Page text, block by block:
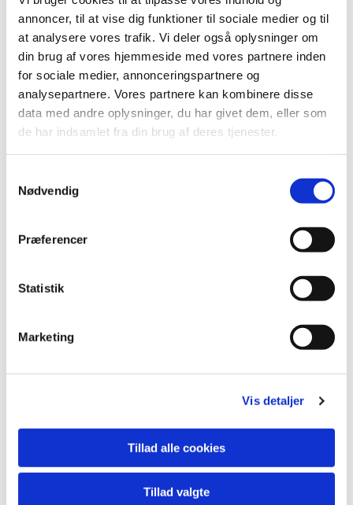
annoncer, til at vise dig funktioner til sociale medier og til
at analysere vores trafik. Vi deler også oplysninger om
din brug af vores hjemmeside med vores partnere inden
for sociale medier, annonceringspartnere og
analysepartnere. Vores partnere kan kombinere disse
data med andre oplysninger, du har givet dem, eller som
de har indsamlet fra din brug af deres tjenester.
Nødvendig
Præferencer
Statistik
Marketing
Vis detaljer
Tillad alle cookies
Tillad valgte
Jonatan Hauge Noldegaard
lide...